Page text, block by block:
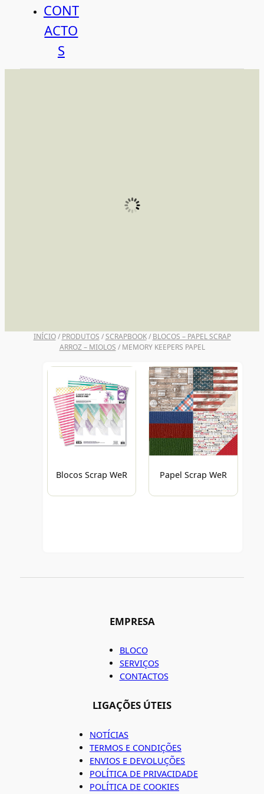
CONT
ACTO
S
INÍCIO/ PRODUTOS /SCRAPBOOK/ BLOCOS – PAPEL SCRAP
ARROZ – MIOLOS / MEMORY KEEPERS PAPEL
Blocos Scrap WeR Papel Scrap WeR
EMPRESA
BLOCO
SERVIÇOS
CONTACTOS
LIGAÇÕES ÚTEIS
NOTÍCIAS
TERMOS E CONDIÇÕES
ENVIOS E DEVOLUÇÕES
POLÍTICA DE PRIVACIDADE
POLÍTICA DE COOKIES